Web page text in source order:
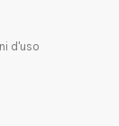
d'uso